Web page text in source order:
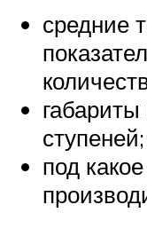
средние
ступеней;
под